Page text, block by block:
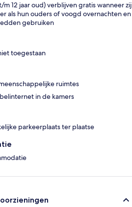
m 12 jaar oud) verblijven gratis wanneer zij
als hun ouders of voogd overnachten en
gebruiken
toegestaan
ruimtes
in de kamers
parkeerplaats ter plaatse